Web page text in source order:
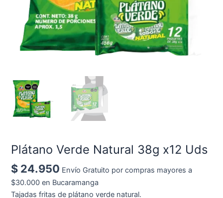
Plátano Verde Natural 38g x12 Uds
$ 24.950 Envío Gratuito por compras mayores a
$30.000 en Bucaramanga
Tajadas fritas de plátano verde natural.